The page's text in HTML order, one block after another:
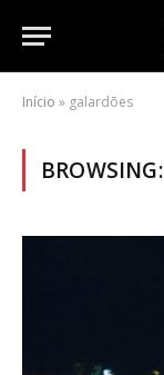
Início » galardões
BROWSING: